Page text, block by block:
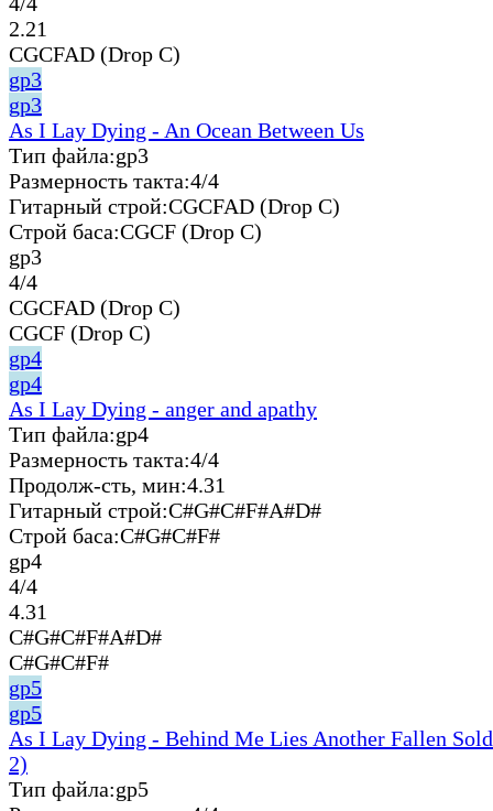
2.21
CGCFAD (Drop C)
gp3
gp3
As I Lay Dying - An Ocean Between Us
Тип файла:gp3
Размерность такта:4/4
Гитарный строй:CGCFAD (Drop C)
Строй баса:CGCF (Drop C)
gp3
4/4
CGCFAD (Drop C)
CGCF (Drop C)
gp4
gp4
As I Lay Dying - anger and apathy
Тип файла:gp4
Размерность такта:4/4
Продолж-сть, мин:4.31
Гитарный строй:C#G#C#F#A#D#
Строй баса:C#G#C#F#
gp4
4/4
4.31
C#G#C#F#A#D#
C#G#C#F#
gp5
gp5
As I Lay Dying - Behind Me Lies Another Fallen
2)
Тип файла:gp5